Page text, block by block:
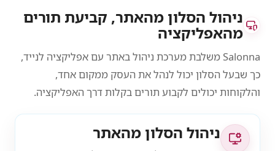
ניהול הסלון מהאתר, קביעת תורים
מהאפליקציה
Salonna משלבת מערכת ניהול באתר עם אפליקציה לנייד,
כך שבעל הסלון יכול לנהל את העסק ממקום אחד,
והלקוחות יכולים לקבוע תורים בקלות דרך האפליקציה.
ניהול הסלון מהאתר